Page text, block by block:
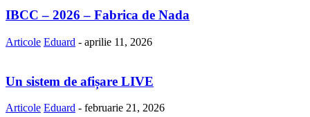
IBCC – 2026 – Fabrica de Nada
Articole Eduard - aprilie 11, 2026
Un sistem de afișare LIVE
Articole Eduard - februarie 21, 2026